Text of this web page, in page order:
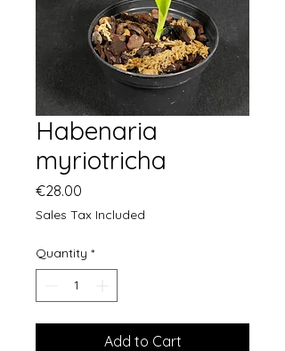
Habenaria
myriotricha
€28.00
Sales Tax Included
Quantity *
Add to Cart